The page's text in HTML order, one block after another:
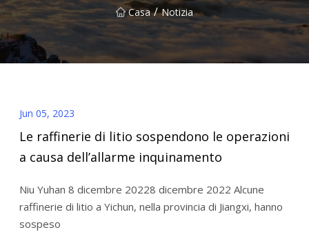
Casa / Notizia
Jun 05, 2023
Le raffinerie di litio sospendono le operazioni
a causa dell’allarme inquinamento
Niu Yuhan 8 dicembre 20228 dicembre 2022 Alcune
raffinerie di litio a Yichun, nella provincia di Jiangxi, hanno
sospeso